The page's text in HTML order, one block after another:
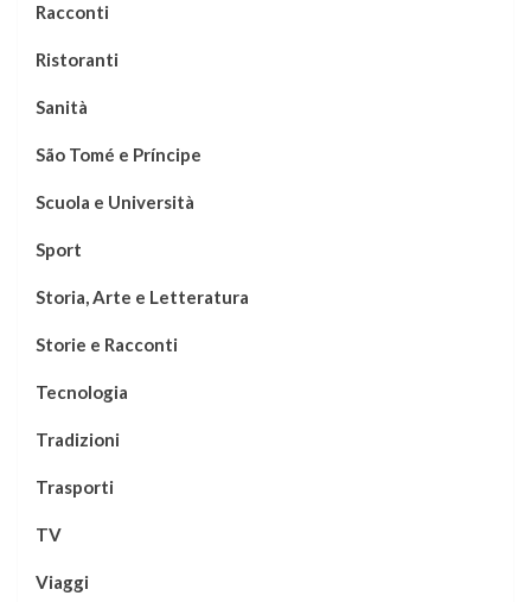
Racconti
Ristoranti
Sanità
São Tomé e Príncipe
Scuola e Università
Sport
Storia, Arte e Letteratura
Storie e Racconti
Tecnologia
Tradizioni
Trasporti
TV
Viaggi